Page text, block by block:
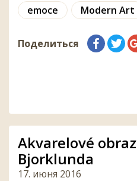
emoce
Modern Art
Поделиться
Akvarelové
Bjorklunda
17. июня 2016